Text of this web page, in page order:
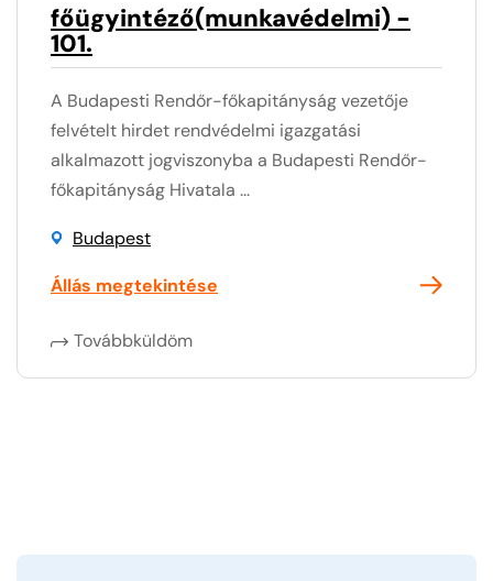
főügyintéző(munkavédelmi) -
101.
A Budapesti Rendőr-főkapitányság vezetője
felvételt hirdet rendvédelmi igazgatási
alkalmazott jogviszonyba a Budapesti Rendőr-
főkapitányság Hivatala ...
Budapest
Állás megtekintése
Továbbküldöm